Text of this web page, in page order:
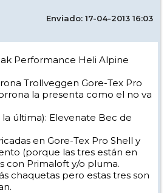
Enviado: 17-04-2013 16:03
Performance Heli Alpine
Trollveggen Gore-Tex Pro
la presenta como el no va
última): Elevenate Bec de
en Gore-Tex Pro Shell y
(porque las tres están en
con Primaloft y/o pluma.
chaquetas pero estas tres son